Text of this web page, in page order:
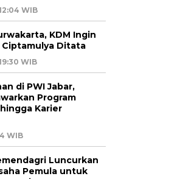
WIB
KDM Ingin
Ditata
WIB
di PWI Jabar,
Program
Karier
WIB
Luncurkan
Pemula untuk